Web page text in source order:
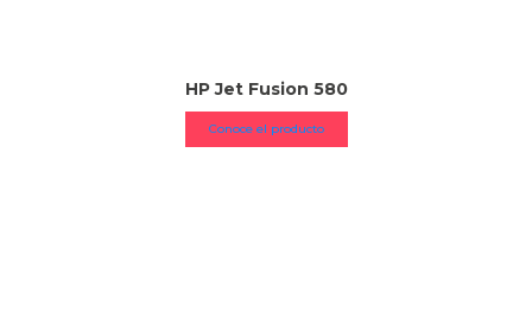
HP Jet Fusion 580
Conoce el producto